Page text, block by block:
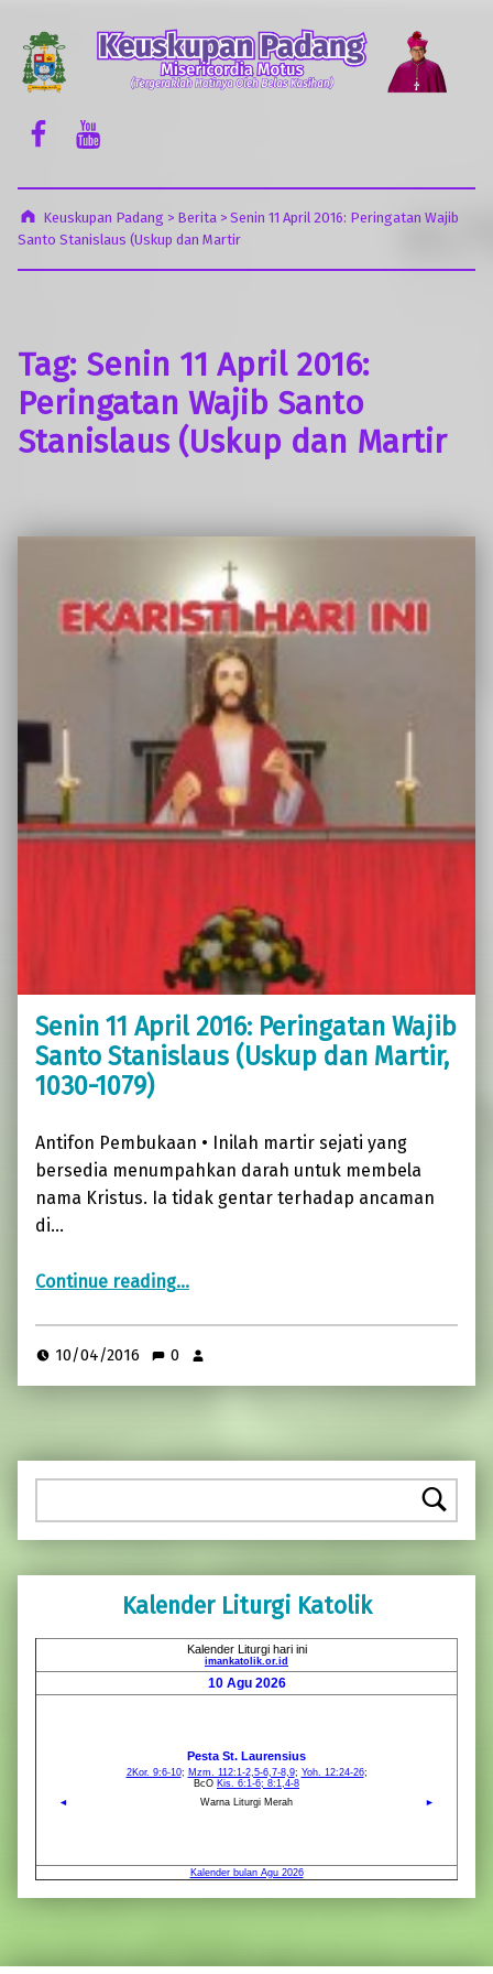
Facebook Komsos
Youtube Komsos
Keuskupan Padang > Berita> Senin 11 April 2016: Peringatan Wajib
Santo Stanislaus (Uskup dan Martir
Tag: Senin 11 April 2016:
Peringatan Wajib Santo
Stanislaus (Uskup dan Martir
Senin 11 April 2016: Peringatan Wajib
Santo Stanislaus (Uskup dan Martir,
1030-1079)
Antifon Pembukaan • Inilah martir sejati yang
bersedia menumpahkan darah untuk membela
nama Kristus. Ia tidak gentar terhadap ancaman
di…
Continue reading“Senin 11 April 2016: Peringatan Wajib Santo Stanislaus (Uskup dan Martir, 1030-1079)”
…
10/04/2016 0
Pencarian
Kalender Liturgi Katolik